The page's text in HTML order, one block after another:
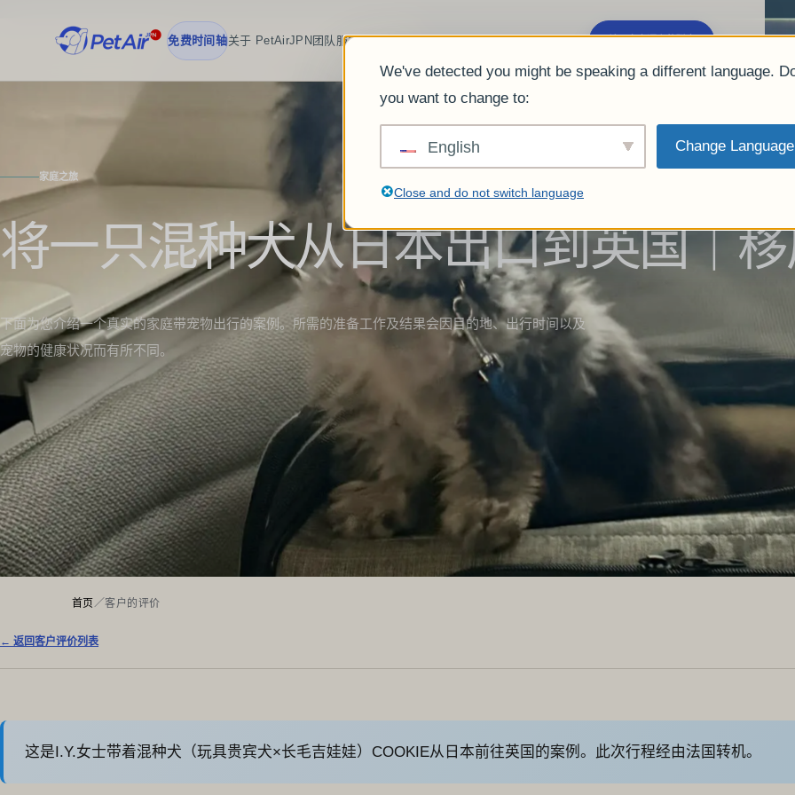
免费时间轴关于 PetAirJPN 团队 服务收费客户的评价常见问题解答博客公司简介 关于官方语言的磋商
家庭之旅
将一只混种犬从日本出口到英国｜
下面为您介绍一个真实的家庭带宠物出行的案例。所需的准备工作及结果会因目的地、出行时间以及
宠物的健康状况而有所不同。
首页／客户的评价
← 返回客户评价列表
这是I.Y.女士带着混种犬（玩具贵宾犬×长毛吉娃娃）COOKIE从日本前往英国的案例。此次行程经由法国转机。
We've detected you might be speaking a different language.
you want to change to:
English Change Language
Close and do not switch language